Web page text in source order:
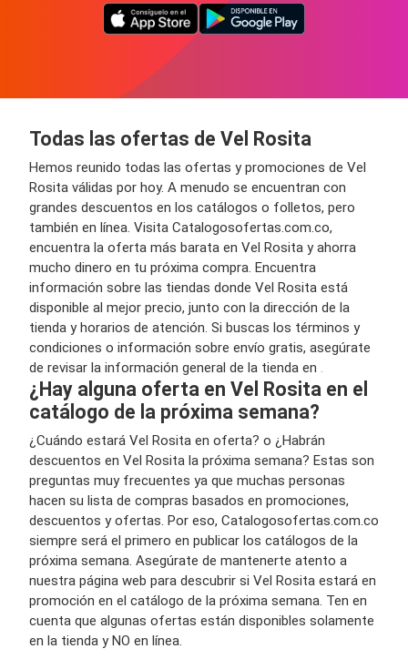
Todas las ofertas de Vel Rosita
Hemos reunido todas las ofertas y promociones de Vel
Rosita válidas por hoy. A menudo se encuentran con
grandes descuentos en los catálogos o folletos, pero
también en línea. Visita Catalogosofertas.com.co,
encuentra la oferta más barata en Vel Rosita y ahorra
mucho dinero en tu próxima compra. Encuentra
información sobre las tiendas donde Vel Rosita está
disponible al mejor precio, junto con la dirección de la
tienda y horarios de atención. Si buscas los términos y
condiciones o información sobre envío gratis, asegúrate
de revisar la información general de la tienda en
¿Hay alguna oferta en Vel Rosita en el
catálogo de la próxima semana?
¿Cuándo estará Vel Rosita en oferta? o ¿Habrán
descuentos en Vel Rosita la próxima semana? Estas son
preguntas muy frecuentes ya que muchas personas
hacen su lista de compras basados en promociones,
descuentos y ofertas. Por eso, Catalogosofertas.com.co
siempre será el primero en publicar los catálogos de la
próxima semana. Asegúrate de mantenerte atento a
nuestra página web para descubrir si Vel Rosita estará en
promoción en el catálogo de la próxima semana. Ten en
cuenta que algunas ofertas están disponibles solamente
en la tienda y NO en línea.